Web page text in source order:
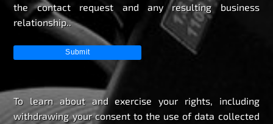
the contact request and any resulting business
relationship..
To learn about and exercise your rights, including
withdrawing your consent to the use of data collected